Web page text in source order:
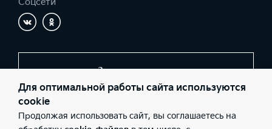
Заказать звонок
© 2026 Юридические лица ООО «АВТО-ЛЮКС» (Фактический
адрес: г. Севастополь, ул. Вакуленчука, 47; Телефон: +7 (989)
Для оптимальной работы сайта используются
cookie
Продолжая использовать сайт, вы соглашаетесь на